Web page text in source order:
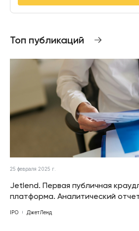
Топ публикаций
25 февраля 2025 г.
Jetlend. Первая публичная
платформа. Аналитический
IPO ДжетЛенд